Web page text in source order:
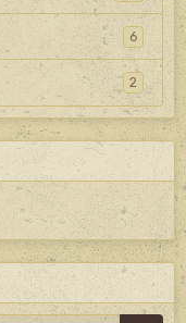
6
2